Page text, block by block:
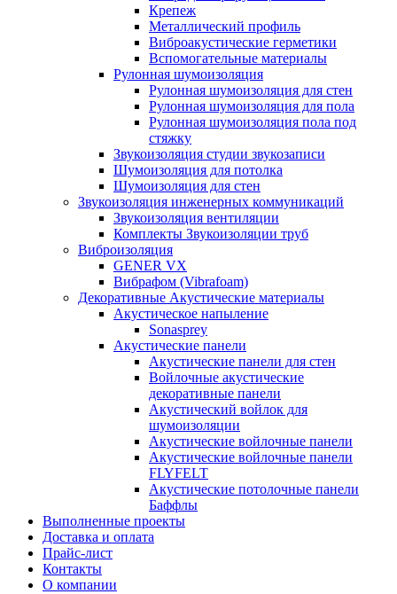
Крепеж
Металлический профиль
Виброакустические герметики
Вспомогательные материалы
Рулонная шумоизоляция
Рулонная шумоизоляция для стен
Рулонная шумоизоляция для пола
Рулонная шумоизоляция пола под
стяжку
Звукоизоляция студии звукозаписи
Шумоизоляция для потолка
Шумоизоляция для стен
Звукоизоляция инженерных коммуникаций
Звукоизоляция вентиляции
Комплекты Звукоизоляции труб
Виброизоляция
GENER VX
Вибрафом (Vibrafoam)
Декоративные Акустические материалы
Акустическое напыление
Sonasprey
Акустические панели
Акустические панели для стен
Войлочные акустические
декоративные панели
Акустический войлок для
шумоизоляции
Акустические войлочные панели
Акустические войлочные панели
FLYFELT
Акустические потолочные панели
Баффлы
Выполненные проекты
Доставка и оплата
Прайс-лист
Контакты
О компании